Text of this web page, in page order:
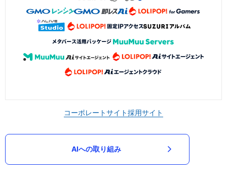
コーポレートサイト採用サイト
AIへの取り組み